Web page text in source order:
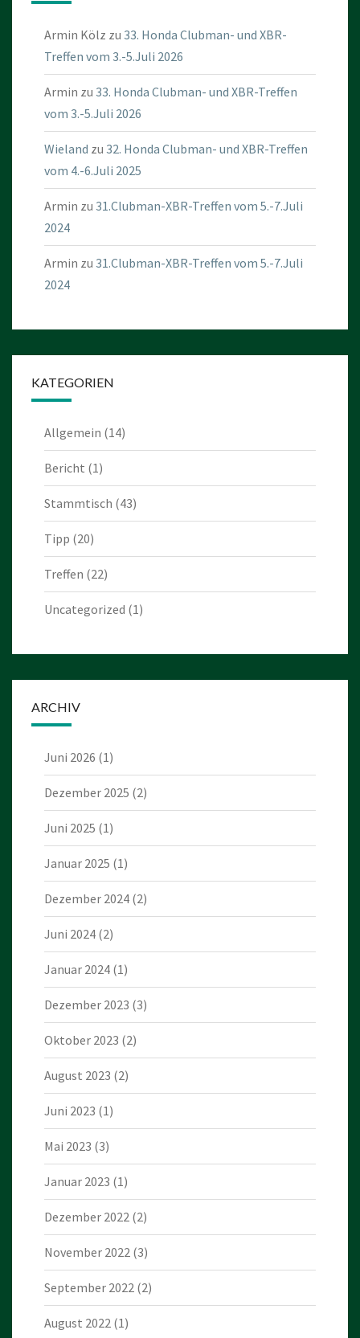
Armin Kölz zu 33. Honda Clubman- und XBR-
Treffen vom 3.-5.Juli 2026
Armin zu 33. Honda Clubman- und XBR-Treffen
vom 3.-5.Juli 2026
Wieland zu 32. Honda Clubman- und XBR-Treffen
vom 4.-6.Juli 2025
Armin zu 31.Clubman-XBR-Treffen vom 5.-7.Juli
2024
Armin zu 31.Clubman-XBR-Treffen vom 5.-7.Juli
2024
KATEGORIEN
Allgemein (14)
Bericht (1)
Stammtisch (43)
Tipp (20)
Treffen (22)
Uncategorized (1)
ARCHIV
Juni 2026 (1)
Dezember 2025 (2)
Juni 2025 (1)
Januar 2025 (1)
Dezember 2024 (2)
Juni 2024 (2)
Januar 2024 (1)
Dezember 2023 (3)
Oktober 2023 (2)
August 2023 (2)
Juni 2023 (1)
Mai 2023 (3)
Januar 2023 (1)
Dezember 2022 (2)
November 2022 (3)
September 2022 (2)
August 2022 (1)